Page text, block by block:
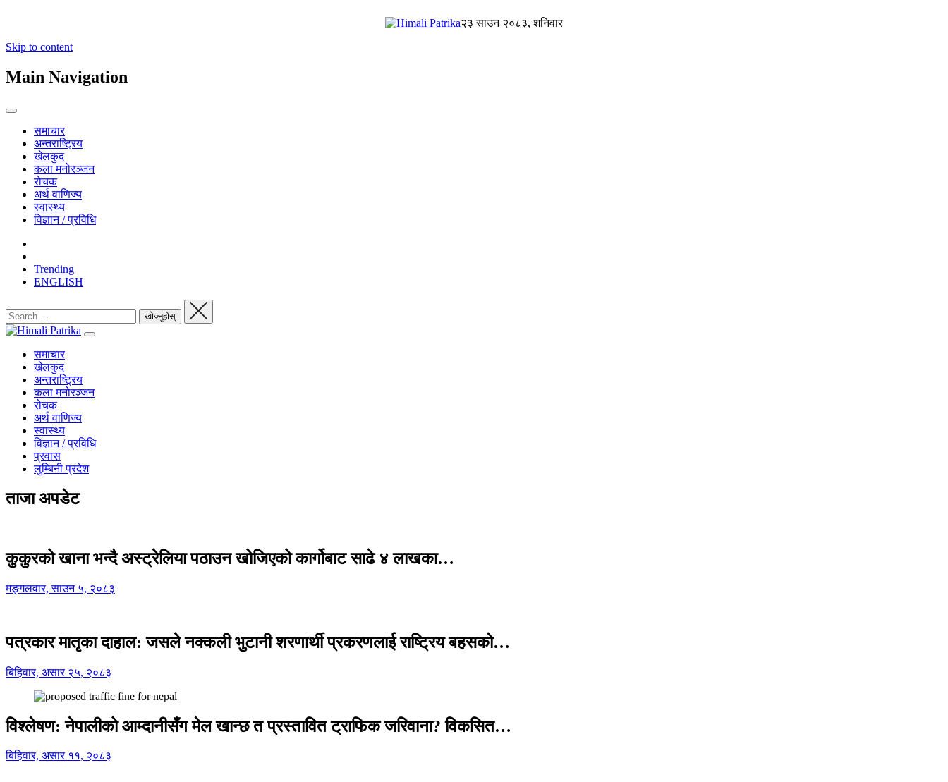
२३ साउन २०८३, शनिवार
Skip to content
Main Navigation
समाचार
अन्तराष्ट्रिय
खेलकुद
कला मनोरञ्जन
रोचक
अर्थ वाणिज्य
स्वास्थ्य
विज्ञान / प्रविधि
Trending
ENGLISH
समाचार
खेलकुद
अन्तराष्ट्रिय
कला मनोरञ्जन
रोचक
अर्थ वाणिज्य
स्वास्थ्य
विज्ञान / प्रविधि
प्रवास
लुम्बिनी प्रदेश
ताजा अपडेट
कुकुरको खाना भन्दै अस्ट्रेलिया पठाउन खोजिएको कार्गोबाट साढे ४ लाखका…
मङ्गलवार, साउन ५, २०८३
पत्रकार मातृका दाहाल: जसले नक्कली भुटानी शरणार्थी प्रकरणलाई राष्ट्रिय बहसको…
बिहिवार, असार २५, २०८३
विश्लेषण: नेपालीको आम्दानीसँग मेल खान्छ त प्रस्तावित ट्राफिक जरिवाना? विकसित…
बिहिवार, असार ११, २०८३